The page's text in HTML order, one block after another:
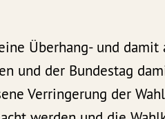
Überhang- und damit
und der Bundestag
Verringerung der